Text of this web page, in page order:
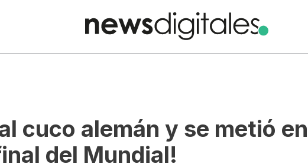
cuco alemán y se metió en
del Mundial!